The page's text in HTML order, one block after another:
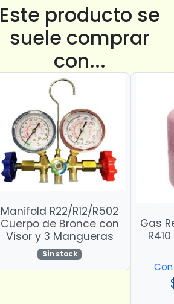
Este producto se
suele comprar
con...
Manifold R22/R12/R502
Cuerpo de Bronce con
Visor y 3 Mangueras
Sin stock
Gas